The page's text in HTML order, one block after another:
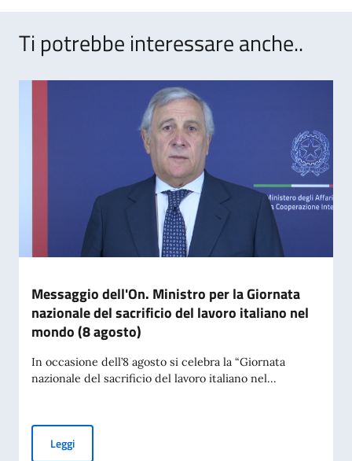
Ti potrebbe interessare anche..
Messaggio dell'On. Ministro per la Giornata
nazionale del sacrificio del lavoro italiano nel
mondo (8 agosto)
In occasione dell’8 agosto si celebra la “Giornata
nazionale del sacrificio del lavoro italiano nel...
LeggiMessaggio dell'On. Ministro per la Giornata nazionale del